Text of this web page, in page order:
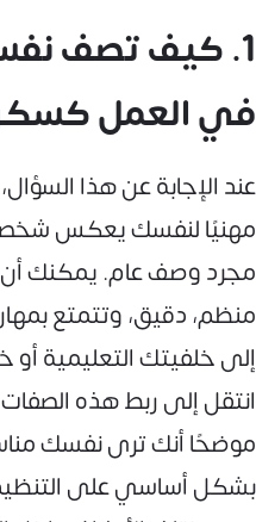
1. كيف تصف
في العمل
عند الإجابة عن هذا
مهنيًا لنفسك يعكس
مجرد وصف عام. يمكنك
منظم، دقيق، وتتمتع
إلى خلفيتك التعليمية
انتقل إلى ربط هذه
موضحًا أنك ترى نفسك
بشكل أساسي على